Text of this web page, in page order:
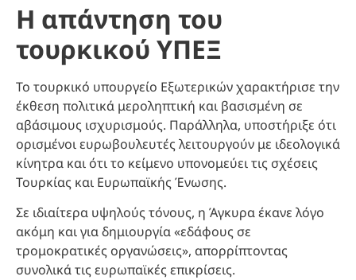
Η απάντηση του
τουρκικού ΥΠΕΞ
Το τουρκικό υπουργείο Εξωτερικών χαρακτήρισε την
έκθεση πολιτικά μεροληπτική και βασισμένη σε
αβάσιμους ισχυρισμούς. Παράλληλα, υποστήριξε ότι
ορισμένοι ευρωβουλευτές λειτουργούν με ιδεολογικά
κίνητρα και ότι το κείμενο υπονομεύει τις σχέσεις
Τουρκίας και Ευρωπαϊκής Ένωσης.
Σε ιδιαίτερα υψηλούς τόνους, η Άγκυρα έκανε λόγο
ακόμη και για δημιουργία «εδάφους σε
τρομοκρατικές οργανώσεις», απορρίπτοντας
συνολικά τις ευρωπαϊκές επικρίσεις.